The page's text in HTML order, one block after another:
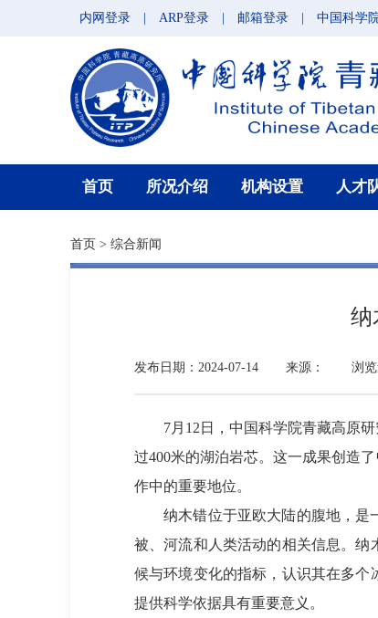
内网登录 ARP登录 邮箱登录 中国科学
首页 所况介绍 机构设置 人才
首页 > 综合新闻
纳
发布日期：2024-07-14 来源： 浏
7月12日，中国科学院青藏高原研
过400米的湖泊岩芯。这一成果创造
作中的重要地位。
纳木错位于亚欧大陆的腹地，是一
被、河流和人类活动的相关信息。
候与环境变化的指标，认识其在多
提供科学依据具有重要意义。